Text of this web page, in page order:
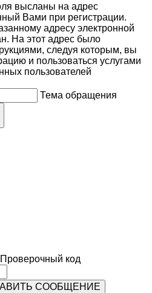
высланы на адрес
Вами при регистрации.
адресу электронной
На этот адрес было
следуя которым, вы
и пользоваться услугами
пользователей
Тема обращения
Проверочный код